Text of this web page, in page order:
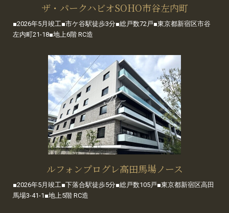
ザ・パークハビオSOHO市谷左内町
■2026年5月竣工■市ケ谷駅徒歩3分■総戸数72戸■東京都新宿区市谷
左内町21-18■地上6階 RC造
ルフォンプログレ高田馬場ノース
■2026年5月竣工■下落合駅徒歩5分■総戸数105戸■東京都新宿区高田
馬場3-41-1■地上5階 RC造